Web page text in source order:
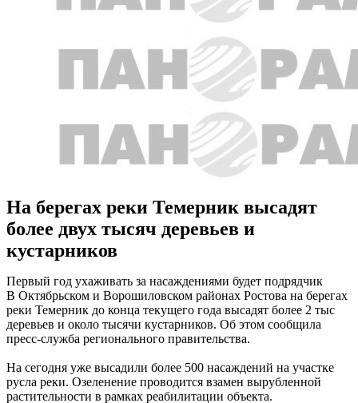
На берегах реки Темерник высадят
более двух тысяч деревьев и
кустарников
Первый год ухаживать за насаждениями будет подрядчик
В Октябрьском и Ворошиловском районах Ростова на берегах
реки Темерник до конца текущего года высадят более 2 тыс
деревьев и около тысячи кустарников. Об этом сообщила
пресс-служба регионального правительства.
На сегодня уже высадили более 500 насаждений на участке
русла реки. Озеленение проводится взамен вырубленной
растительности в рамках реабилитации объекта.